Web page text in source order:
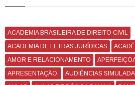
ACADEMIA BRASILEIRA DE DIREITO CIVIL
ACADEMIA DE LETRAS JURÍDICAS
AMOR E RELACIONAMENTO
APRESENTAÇÃO.
AUDIÊNCIAS